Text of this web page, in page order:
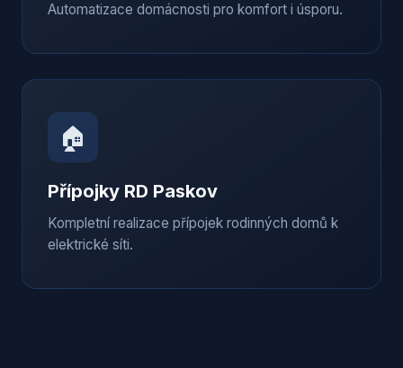
Automatizace domácnosti pro komfort i úsporu.
🏠
Přípojky RD Paskov
Kompletní realizace přípojek rodinných domů k
elektrické síti.